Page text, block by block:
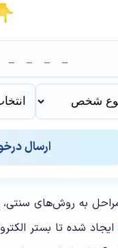
ارسال
مراحل به روش‌های
ایجاد شده تا بستر